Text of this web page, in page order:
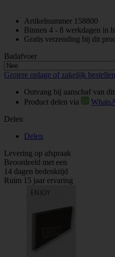
Artikelnummer 158800
Binnen 4 - 8 werkdagen in
Gratis verzending bij dit
Badafvoer
Grotere oplage of zakelijk
Ontvang bij aanschaf van
Product delen via
Delen
Delen
Levering op afspraak
Beoordeeld met een
14 dagen bedenktijd
Ruim 15 jaar ervaring